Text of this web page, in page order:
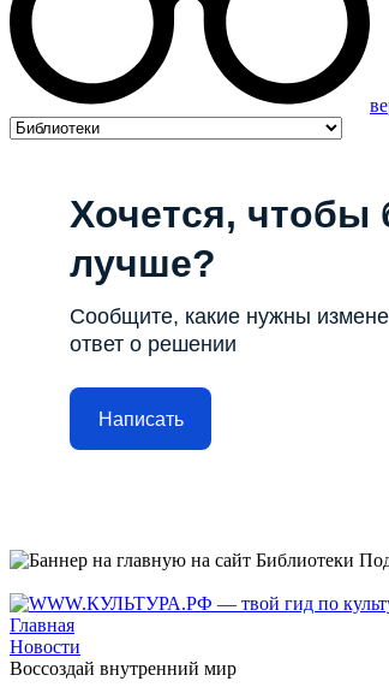
Хочется, чтобы
лучше?
Сообщите, какие нужны
ответ о решении
Написать
Главная
Новости
Воссоздай внутренний мир